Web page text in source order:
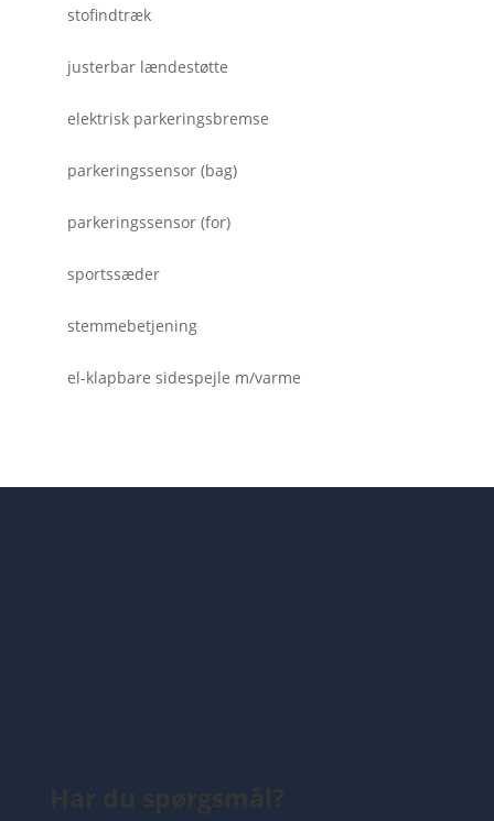
stofindtræk
justerbar lændestøtte
elektrisk parkeringsbremse
parkeringssensor (bag)
parkeringssensor (for)
sportssæder
stemmebetjening
el-klapbare sidespejle m/varme